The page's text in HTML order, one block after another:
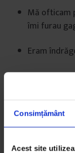
Consimțământ
Acest site
Mă ofticam
îmi furau
Eram
Visam să
Vindeam
am
pasiunile.